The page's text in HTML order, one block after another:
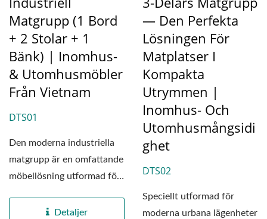
Matgrupp (1 Bord
+ 2 Stolar + 1
Bänk) | Inomhus-
& Utomhusmöbler
Från Vietnam
DTS01
Den moderna industriella
matgrupp är en omfattande
möbellösning utformad för
Detaljer
— Den Perfekta
Lösningen För
Matplatser I
Kompakta
Utrymmen |
Inomhus- Och
Utomhusmångsidi
Ghet
DTS02
Speciellt utformad för
moderna urbana lägenheter